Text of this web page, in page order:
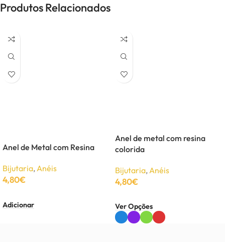
Produtos Relacionados
Anel de Metal com Resina
Bijutaria,Anéis
4,80€
Adicionar
Anel de metal com resina
colorida
Bijutaria,Anéis
4,80€
Ver Opções